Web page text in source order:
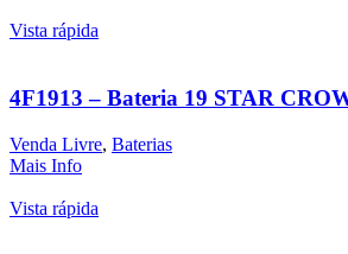
Vista rápida
4F1913 – Bateria 19 STAR
Venda Livre, Baterias
Mais Info
Vista rápida